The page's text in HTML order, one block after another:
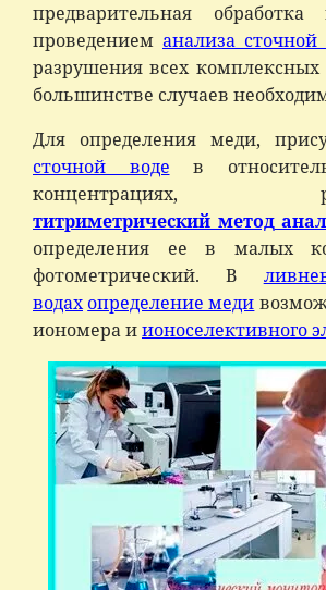
предварительная
проведением анализа
разрушения всех комплексных
большинстве случаев
Для определения меди,
сточной воде в
концентрациях,
титриметрический метод
определения ее в малых
фотометрический. В
водахопределение меди
иономера иионоселективного